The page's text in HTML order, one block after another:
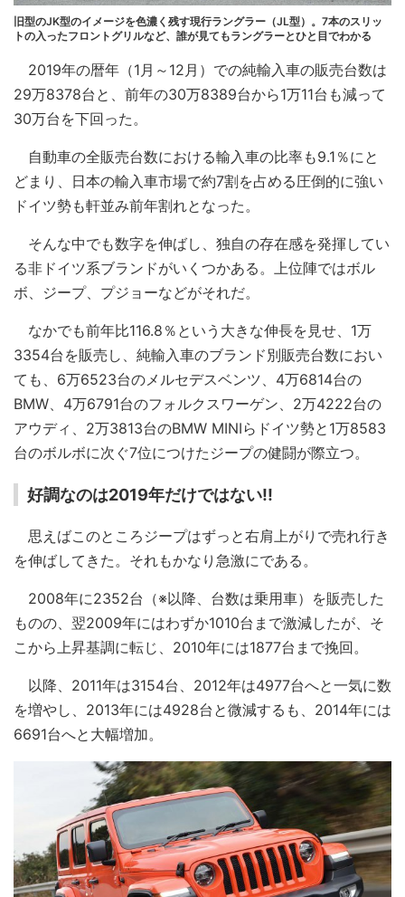
旧型のJK型のイメージを色濃く残す現行ラングラー（JL型）。7本のスリッ
トの入ったフロントグリルなど、誰が見てもラングラーとひと目でわかる
2019年の暦年（1月～12月）での純輸入車の販売台数は
29万8378台と、前年の30万8389台から1万11台も減って
30万台を下回った。
自動車の全販売台数における輸入車の比率も9.1％にと
どまり、日本の輸入車市場で約7割を占める圧倒的に強い
ドイツ勢も軒並み前年割れとなった。
そんな中でも数字を伸ばし、独自の存在感を発揮してい
る非ドイツ系ブランドがいくつかある。上位陣ではボル
ボ、ジープ、プジョーなどがそれだ。
なかでも前年比116.8％という大きな伸長を見せ、1万
3354台を販売し、純輸入車のブランド別販売台数におい
ても、6万6523台のメルセデスベンツ、4万6814台の
BMW、4万6791台のフォルクスワーゲン、2万4222台の
アウディ、2万3813台のBMW MINIらドイツ勢と1万8583
台のボルボに次ぐ7位につけたジープの健闘が際立つ。
好調なのは2019年だけではない!!
思えばこのところジープはずっと右肩上がりで売れ行き
を伸ばしてきた。それもかなり急激にである。
2008年に2352台（※以降、台数は乗用車）を販売した
ものの、翌2009年にはわずか1010台まで激減したが、そ
こから上昇基調に転じ、2010年には1877台まで挽回。
以降、2011年は3154台、2012年は4977台へと一気に数
を増やし、2013年には4928台と微減するも、2014年には
6691台へと大幅増加。